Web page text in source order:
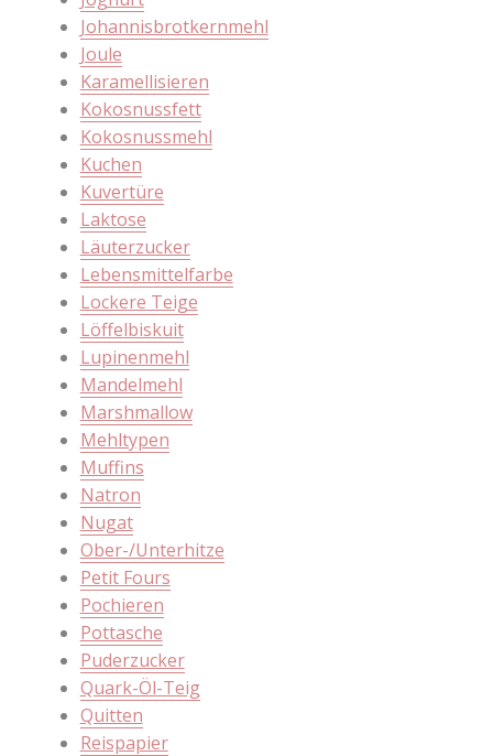
Johannisbrotkernmehl
Joule
Karamellisieren
Kokosnussfett
Kokosnussmehl
Kuchen
Kuvertüre
Laktose
Läuterzucker
Lebensmittelfarbe
Lockere Teige
Löffelbiskuit
Lupinenmehl
Mandelmehl
Marshmallow
Mehltypen
Muffins
Natron
Nugat
Ober-/Unterhitze
Petit Fours
Pochieren
Pottasche
Puderzucker
Quark-Öl-Teig
Quitten
Reispapier